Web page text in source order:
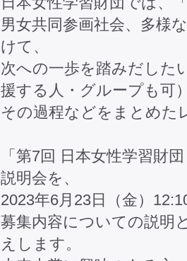
男女共同参画社会、多様
けて、
次への一歩を踏みだした
援する人・グループも可
その過程などをまとめた
「第7回 日本女性学習財
説明会を、
2023年6月23日（金）
募集内容についての説明
えします。